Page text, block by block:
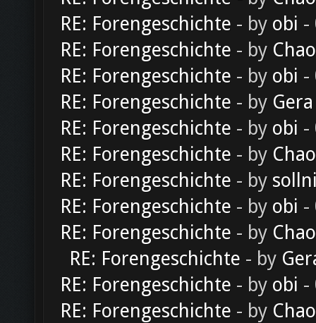
RE: Forengeschichte - by obi -
RE: Forengeschichte - by
RE: Forengeschichte - by obi -
RE: Forengeschichte - by Gera
RE: Forengeschichte - by obi -
RE: Forengeschichte - by
RE: Forengeschichte - by
RE: Forengeschichte - by obi -
RE: Forengeschichte - by
RE: Forengeschichte - by
RE: Forengeschichte - by obi -
RE: Forengeschichte - by